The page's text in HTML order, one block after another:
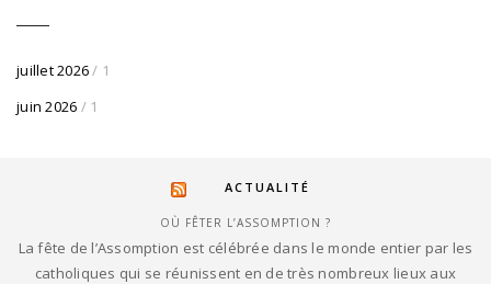
juillet 2026/ 1
juin 2026 / 1
ACTUALITÉ
OÙ FÊTER L’ASSOMPTION ?
La fête de l’Assomption est célébrée dans le monde entier par les
catholiques qui se réunissent en de très nombreux lieux aux